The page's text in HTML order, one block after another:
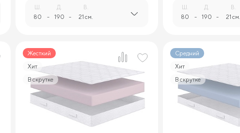
Ш.
80 -
Д.
190 -
В.
21 см.
Ш.
80 -
Д.
190 -
В.
21 см.
Жесткий
Хит
В скрутке
Средний
Хит
В скрутке
1